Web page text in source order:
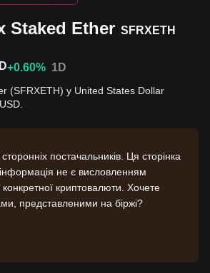
Staked Ether SFRXETH
+0.60% 1D
(SFRXETH) у United States Dollar
постачальників. Ця сторінка
не є висловленням
конкретної криптовалюти. Хочете
представленими на біржі?